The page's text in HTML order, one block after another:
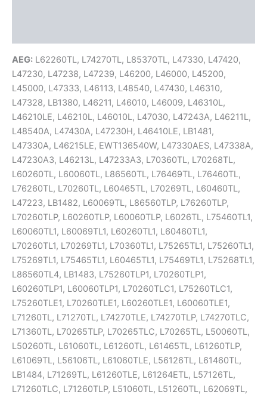
AEG: L62260TL, L74270TL, L85370TL, L47330, L47420,
L47230, L47238, L47239, L46200, L46000, L45200,
L45000, L47333, L46113, L48540, L47430, L46310,
L47328, LB1380, L46211, L46010, L46009, L46310L,
L46210LE, L46210L, L46010L, L47030, L47243A, L46211L,
L48540A, L47430A, L47230H, L46410LE, LB1481,
L47330A, L46215LE, EWT136540W, L47330AES, L47338A,
L47230A3, L46213L, L47233A3, L70360TL, L70268TL,
L60260TL, L60060TL, L86560TL, L76469TL, L76460TL,
L76260TL, L70260TL, L60465TL, L70269TL, L60460TL,
L47223, LB1482, L60069TL, L86560TLP, L76260TLP,
L70260TLP, L60260TLP, L60060TLP, L6026TL, L75460TL1,
L60060TL1, L60069TL1, L60260TL1, L60460TL1,
L70260TL1, L70269TL1, L70360TL1, L75265TL1, L75260TL1,
L75269TL1, L75465TL1, L60465TL1, L75469TL1, L75268TL1,
L86560TL4, LB1483, L75260TLP1, L70260TLP1,
L60260TLP1, L60060TLP1, L70260TLC1, L75260TLC1,
L75260TLE1, L70260TLE1, L60260TLE1, L60060TLE1,
L71260TL, L71270TL, L74270TLE, L74270TLP, L74270TLC,
L71360TL, L70265TLP, L70265TLC, L70265TL, L50060TL,
L50260TL, L61060TL, L61260TL, L61465TL, L61260TLP,
L61069TL, L56106TL, L61060TLE, L56126TL, L61460TL,
LB1484, L71269TL, L61260TLE, L61264ETL, L57126TL,
L71260TLC, L71260TLP, L51060TL, L51260TL, L62069TL,